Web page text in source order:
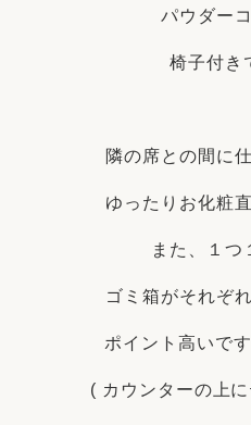
パウダー
椅子付き
隣の席との間に
ゆったりお化粧
また、１つ
ゴミ箱がそれぞ
ポイント高いで
( カウンターの上